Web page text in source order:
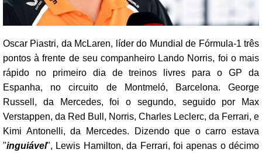
Oscar Piastri, da McLaren, líder do Mundial de Fórmula-1 três
pontos à frente de seu companheiro Lando Norris, foi o mais
rápido no primeiro dia de treinos livres para o GP da
Espanha, no circuito de Montmeló, Barcelona. George
Russell, da Mercedes, foi o segundo, seguido por Max
Verstappen, da Red Bull, Norris, Charles Leclerc, da Ferrari, e
Kimi Antonelli, da Mercedes. Dizendo que o carro estava
"inguiável", Lewis Hamilton, da Ferrari, foi apenas o décimo